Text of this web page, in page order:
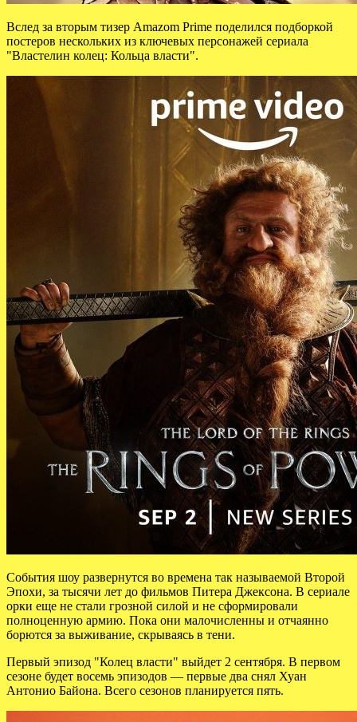
Вслед за вторым тизер Amazom Prime поделился подборкой
постеров нескольких из ключевых персонажей сериала
"Властелин колец: Кольца власти".
События шоу развернутся во времена так называемой Второй
Эпохи, за тысячи лет до фильмов Питера Джексона. В сериале
орки еще не стали грозной силой и не сформировали
полноценную армию. Пока они малочисленны и отчаянно
борются за выживание, скрываясь в тени.
Первый эпизод "Колец власти" выйдет 2 сентября. В первом
сезоне будет восемь эпизодов — первые два снял Хуан
Антонио Байона. Всего сезонов планируется пять.